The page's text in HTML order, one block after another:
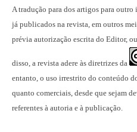
A tradução para dos artigos para
já publicados na revista, em outros
prévia autorização escrita do Editor,
disso, a revista adere às diretrizes da
entanto, o uso irrestrito do conteúdo
quanto comerciais, desde que sejam
referentes à autoria e à publicação.